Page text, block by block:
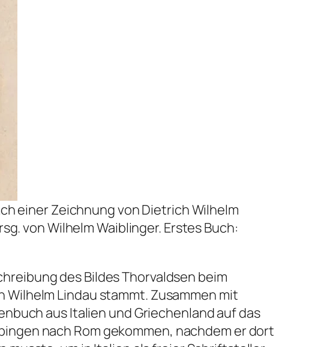
einer Zeichnung von Dietrich Wilhelm
von Wilhelm Waiblinger. Erstes Buch:
des BildesThorvaldsen beim
Wilhelm Lindau stammt. Zusammen mit
aus Italien und Griechenland auf das
nach Rom gekommen, nachdem er dort